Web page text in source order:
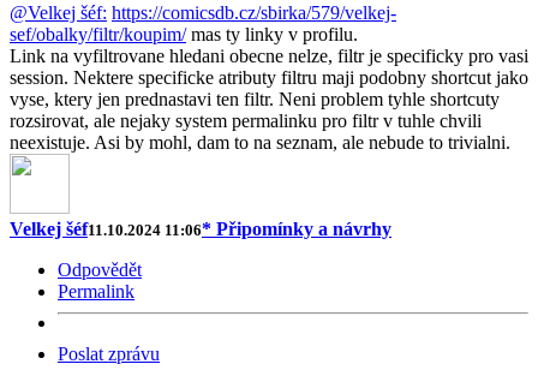
@Velkej šéf: https://comicsdb.cz/sbirka/579/velkej-
sef/obalky/filtr/koupim/mas ty linky v profilu.
Link na vyfiltrovane hledani obecne nelze, filtr je specificky pro vasi
session. Nektere specificke atributy filtru maji podobny shortcut jako
vyse, ktery jen prednastavi ten filtr. Neni problem tyhle shortcuty
rozsirovat, ale nejaky system permalinku pro filtr v tuhle chvili
neexistuje. Asi by mohl, dam to na seznam, ale nebude to trivialni.
Velkej šéf11.10.2024 11:06* Připomínky a návrhy
Odpovědět
Permalink
Poslat zprávu